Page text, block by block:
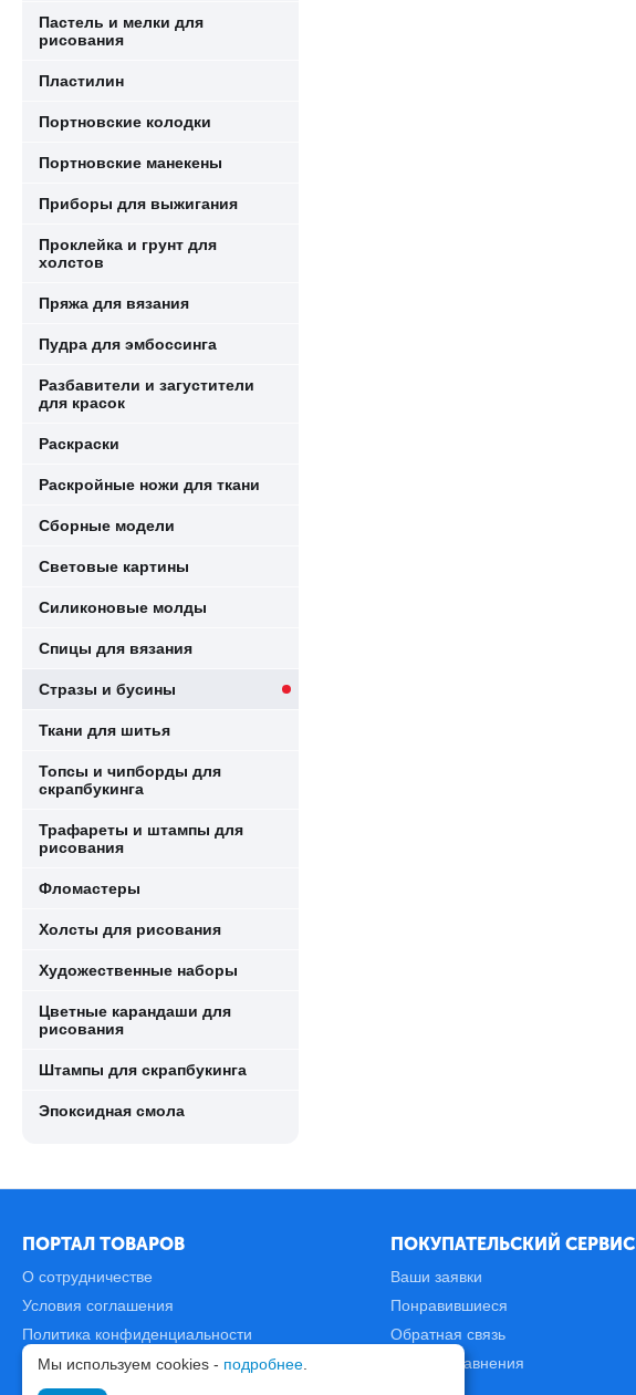
Пастель и мелки для
рисования
Пластилин
Портновские колодки
Портновские манекены
Приборы для выжигания
Проклейка и грунт для
холстов
Пряжа для вязания
Пудра для эмбоссинга
Разбавители и загустители
для красок
Раскраски
Раскройные ножи для ткани
Сборные модели
Световые картины
Силиконовые молды
Спицы для вязания
Стразы и бусины
Ткани для шитья
Топсы и чипборды для
скрапбукинга
Трафареты и штампы для
рисования
Фломастеры
Холсты для рисования
Художественные наборы
Цветные карандаши для
рисования
Штампы для скрапбукинга
Эпоксидная смола
ПОРТАЛ ТОВАРОВ
О сотрудничестве
Условия соглашения
Политика конфиденциальности
Карта сайта
ПОКУПАТЕЛЬСКИЙ СЕРВИС
Ваши заявки
Понравившиеся
Обратная связь
Список сравнения
Мы используем cookies - подробнее